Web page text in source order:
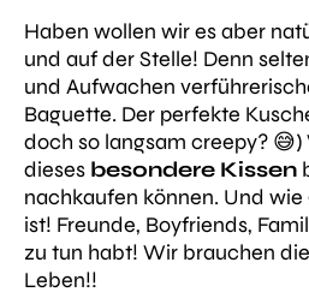
Haben wollen wir es aber
und auf der Stelle! Denn
und Aufwachen
Baguette. Der perfekte
doch so langsam creepy?
dieses besondere Kissen
nachkaufen können. Und wie
ist! Freunde, Boyfriends,
zu tun habt! Wir brauchen
Leben!!